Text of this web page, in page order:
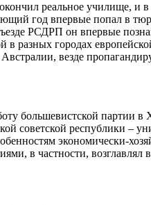
реальное училище,
год впервые попал в
РСДРП он впервые
разных городах
везде
большевистской партии
советской республики –
в частности, возглавлял